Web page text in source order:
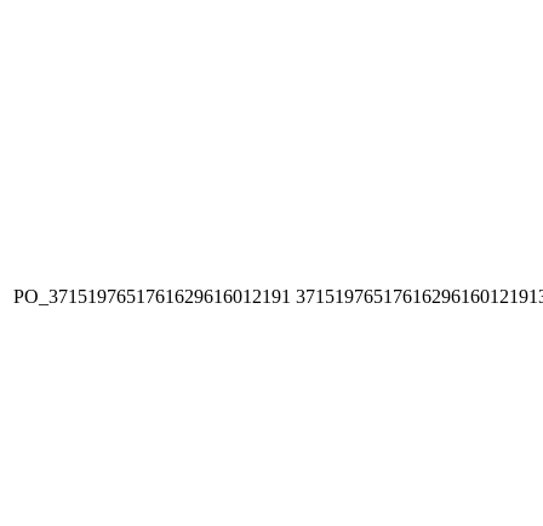
PO_3715197651761629616012191